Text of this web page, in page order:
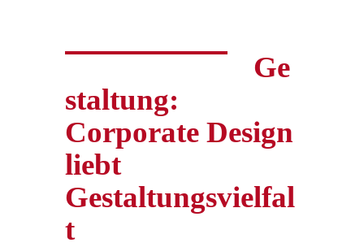
Ge
staltung:
Corporate Design
liebt
Gestaltungsvielfal
t